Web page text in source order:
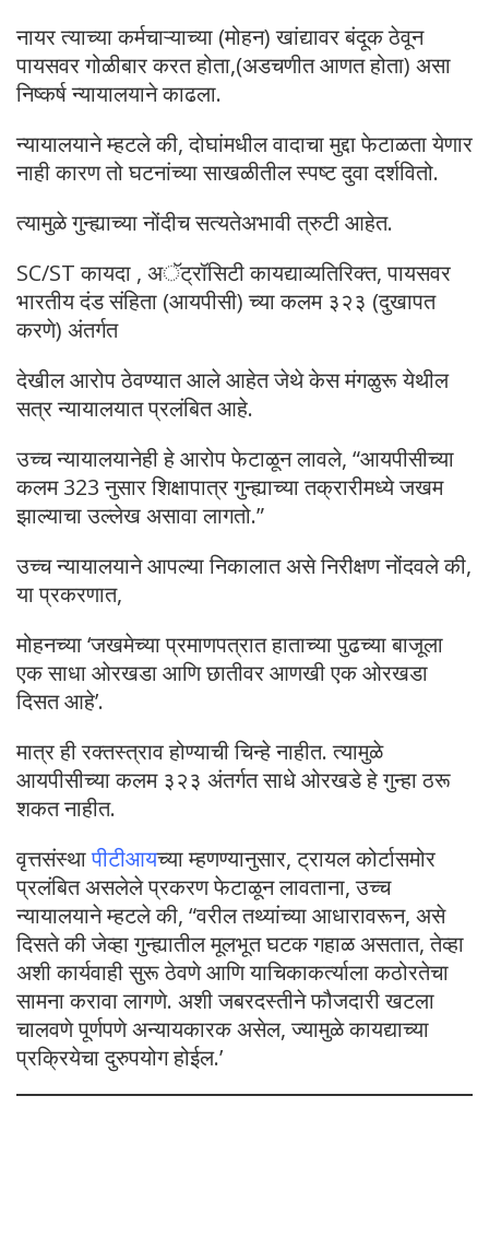
नायर त्याच्या कर्मचाऱ्याच्या (मोहन) खांद्यावर बंदूक ठेवून
पायसवर गोळीबार करत होता,(अडचणीत आणत होता) असा
निष्कर्ष न्यायालयाने काढला.
न्यायालयाने म्हटले की, दोघांमधील वादाचा मुद्दा फेटाळता येणार
नाही कारण तो घटनांच्या साखळीतील स्पष्ट दुवा दर्शवितो.
त्यामुळे गुन्ह्याच्या नोंदीच सत्यतेअभावी त्रुटी आहेत.
SC/ST कायदा , अॅट्रॉसिटी कायद्याव्यतिरिक्त, पायसवर
भारतीय दंड संहिता (आयपीसी) च्या कलम ३२३ (दुखापत
करणे) अंतर्गत
देखील आरोप ठेवण्यात आले आहेत जेथे केस मंगळुरू येथील
सत्र न्यायालयात प्रलंबित आहे.
उच्च न्यायालयानेही हे आरोप फेटाळून लावले, “आयपीसीच्या
कलम 323 नुसार शिक्षापात्र गुन्ह्याच्या तक्रारीमध्ये जखम
झाल्याचा उल्लेख असावा लागतो.”
उच्च न्यायालयाने आपल्या निकालात असे निरीक्षण नोंदवले की,
या प्रकरणात,
मोहनच्या ‘जखमेच्या प्रमाणपत्रात हाताच्या पुढच्या बाजूला
एक साधा ओरखडा आणि छातीवर आणखी एक ओरखडा
दिसत आहे’.
मात्र ही रक्तस्त्राव होण्याची चिन्हे नाहीत. त्यामुळे
आयपीसीच्या कलम ३२३ अंतर्गत साधे ओरखडे हे गुन्हा ठरू
शकत नाहीत.
वृत्तसंस्थापीटीआयच्या म्हणण्यानुसार, ट्रायल कोर्टासमोर
प्रलंबित असलेले प्रकरण फेटाळून लावताना, उच्च
न्यायालयाने म्हटले की, “वरील तथ्यांच्या आधारावरून, असे
दिसते की जेव्हा गुन्ह्यातील मूलभूत घटक गहाळ असतात, तेव्हा
अशी कार्यवाही सुरू ठेवणे आणि याचिकाकर्त्याला कठोरतेचा
सामना करावा लागणे. अशी जबरदस्तीने फौजदारी खटला
चालवणे पूर्णपणे अन्यायकारक असेल, ज्यामुळे कायद्याच्या
प्रक्रियेचा दुरुपयोग होईल.’